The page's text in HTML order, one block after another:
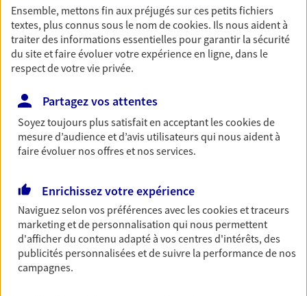
Découvrir les offres Épargne
Retraite
Préparez sereinement ce nouveau chapitre de
notre solution PER (Plan Epargne Retraite)
spécialement conçue pour la retraite.
Découvrir l'offre Retraite
Prévoyance
Pour un avenir serein, assurez-vous avec notre
contrat prévoyance. Préservez vos proches en cas
d'accident ou de maladie en optant pour les
garanties incapacité temporaire totale de travail,
invalidité ou de décès.
Ensemble, mettons fin aux préjugés sur ces petits fichiers
textes, plus connus sous le nom decookies. Ils nous aident à
traiter des informations essentielles pour garantir la sécurité
du site et faire évoluer votre expérience en ligne, dans le
respect de votre vie privée.
Partagez vos attentes
Soyez toujours plus satisfait en acceptant lescookiesde
mesure d’audience et d’avis utilisateurs qui nous aident à
faire évoluer nos offres et nos services.
Enrichissez votre expérience
Naviguez selon vos préférences avec lescookies et traceurs
marketing et de personnalisation qui nous permettent
d'afficher du contenu adapté à vos centres d'intérêts, des
publicités personnalisées et de suivre la performance de nos
campagnes.